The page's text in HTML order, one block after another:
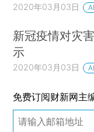
2020年03月03日
新冠疫情对灾
示
2020年03月03日
免费订阅财新网主